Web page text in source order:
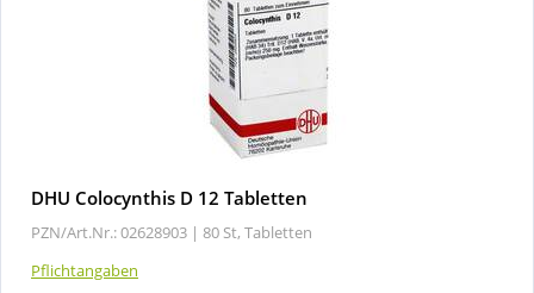
DHU Colocynthis D 12 Tabletten
PZN/Art.Nr.: 02628903 | 80 St, Tabletten
Pflichtangaben